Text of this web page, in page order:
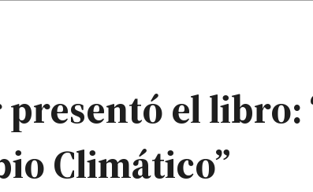
el libro:
Climático”